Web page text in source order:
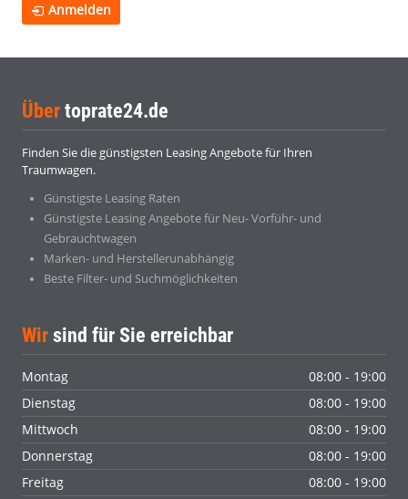
Anmelden
Über toprate24.de
Finden Sie die günstigsten Leasing Angebote für Ihren
Traumwagen.
Günstigste Leasing Raten
Günstigste Leasing Angebote für Neu- Vorführ- und
Gebrauchtwagen
Marken- und Herstellerunabhängig
Beste Filter- und Suchmöglichkeiten
Wir sind für Sie erreichbar
Montag
08:00 - 19:00
Dienstag
08:00 - 19:00
Mittwoch
08:00 - 19:00
Donnerstag
08:00 - 19:00
Freitag
08:00 - 19:00